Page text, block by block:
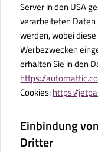
Server in den USA
verarbeiteten
werden, wobei
Werbezwecken
erhalten Sie in den
https://
Cookies:https://
Einbindung
Dritter